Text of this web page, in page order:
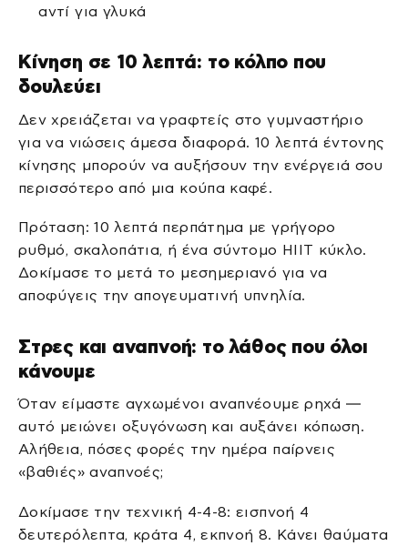
αντί για γλυκά
Κίνηση σε 10 λεπτά: το κόλπο που
δουλεύει
Δεν χρειάζεται να γραφτείς στο γυμναστήριο
για να νιώσεις άμεσα διαφορά. 10 λεπτά έντονης
κίνησης μπορούν να αυξήσουν την ενέργειά σου
περισσότερο από μια κούπα καφέ.
Πρόταση: 10 λεπτά περπάτημα με γρήγορο
ρυθμό, σκαλοπάτια, ή ένα σύντομο HIIT κύκλο.
Δοκίμασε το μετά το μεσημεριανό για να
αποφύγεις την απογευματινή υπνηλία.
Στρες και αναπνοή: το λάθος που όλοι
κάνουμε
Όταν είμαστε αγχωμένοι αναπνέουμε ρηχά —
αυτό μειώνει οξυγόνωση και αυξάνει κόπωση.
Αλήθεια, πόσες φορές την ημέρα παίρνεις
«βαθιές» αναπνοές;
Δοκίμασε την τεχνική 4-4-8: εισπνοή 4
δευτερόλεπτα, κράτα 4, εκπνοή 8. Κάνει θαύματα